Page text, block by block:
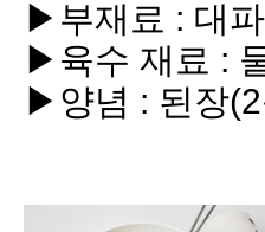
▶부재료 : 대
▶육수 재료 :
▶양념 : 된장